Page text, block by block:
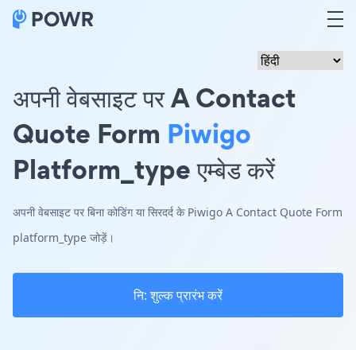
अपनी वेबसाइट पर A Contact
Quote Form Piwigo
Platform_type एम्बेड करें
अपनी वेबसाइट पर बिना कोडिंग या सिरदर्द के Piwigo A Contact Quote Form
platform_type जोड़ें।
नि: शुल्क प्रारंभ करें